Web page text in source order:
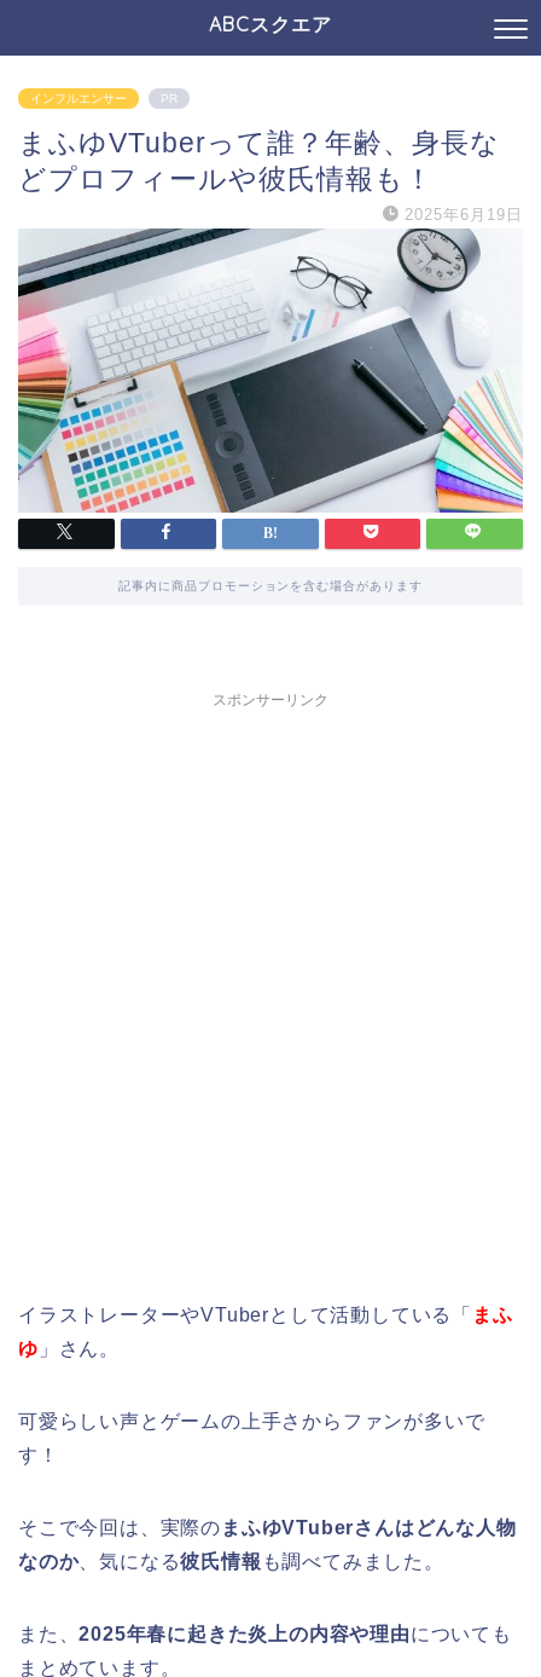
ABCスクエア
インフルエンサー PR
まふゆVTuberって誰？年齢、身長な
どプロフィールや彼氏情報も！
2025年6月19日
記事内に商品プロモーションを含む場合があります
スポンサーリンク
イラストレーターやVTuberとして活動している「 まふ
ゆ 」さん。
可愛らしい声とゲームの上手さからファンが多いで
す！
そこで今回は、実際の まふゆVTuberさんはどんな人物
なのか、気になる彼氏情報 も調べてみました。
また、2025年春に起きた炎上の内容や理由についても
まとめています。